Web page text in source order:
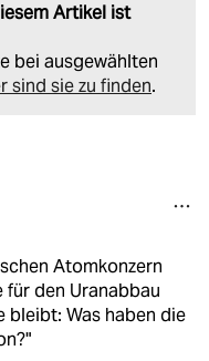
Artikel ist
bei ausgewählten
sind sie zu finden.
Atomkonzern
den Uranabbau
bleibt: Was haben die